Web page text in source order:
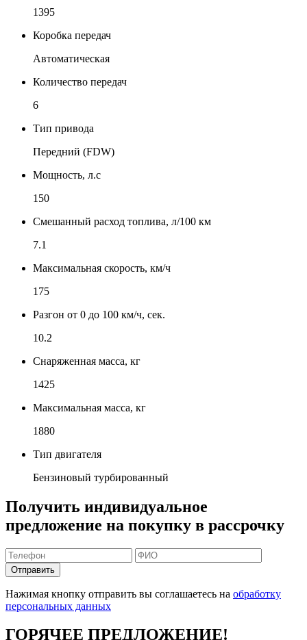
1395
Коробка передач
Автоматическая
Количество передач
6
Тип привода
Передний (FDW)
Мощность, л.с
150
Смешанный расход топлива, л/100 км
7.1
Максимальная скорость, км/ч
175
Разгон от 0 до 100 км/ч, сек.
10.2
Снаряженная масса, кг
1425
Максимальная масса, кг
1880
Тип двигателя
Бензиновый турбированный
Получить индивидуальное
предложение на покупку в рассрочку
Отправить
Нажимая кнопку отправить вы соглашаетесь на обработку
персональных данных
ГОРЯЧЕЕ ПРЕДЛОЖЕНИЕ!